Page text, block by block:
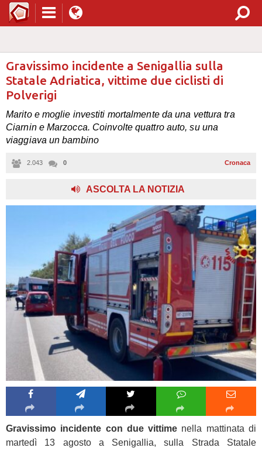
Gravissimo incidente a Senigallia sulla
Statale Adriatica, vittime due ciclisti di
Polverigi
Marito e moglie investiti mortalmente da una vettura tra
Ciarnin e Marzocca. Coinvolte quattro auto, su una
viaggiava un bambino
2.043 0 Cronaca
ASCOLTA LA NOTIZIA
Gravissimo incidente con due vittime nella mattinata di
martedì 13 agosto a Senigallia, sulla Strada Statale